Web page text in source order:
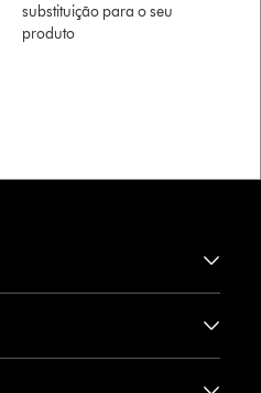
substituição para o seu
produto